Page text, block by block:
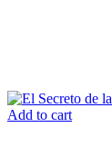
Add to cart